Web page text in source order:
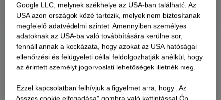
Google LLC, melynek székhelye az USA-ban található. Az
USA azon országok közé tartozik, melyek nem biztosítanak
megfelelő adatvédelmi szintet. Amennyiben személyes
adatoknak az USA-ba való továbbítására kerülne sor,
fennáll annak a kockázata, hogy azokat az USA hatóságai
ellenőrzési és felügyeleti céllal feldolgozhatják anélkül, hogy
az érintett személyt jogorvoslati lehetőségek illetnék meg.
Ezzel kapcsolatban felhívjuk a figyelmet arra, hogy „Az
összes cookie elfogadása” gombra való kattintással Ön